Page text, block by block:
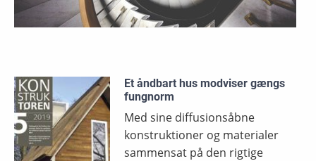
Et åndbart hus modviser gængs
fungnorm
Med sine diffusionsåbne
konstruktioner og materialer
sammensat på den rigtige